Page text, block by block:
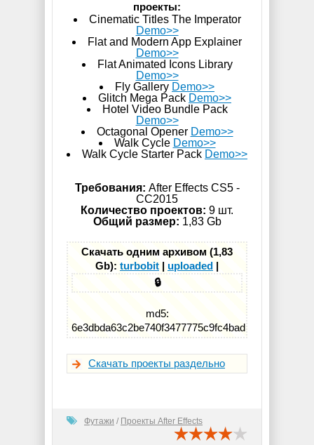
проекты:
Cinematic Titles The Imperator
Demo>>
Flat and Modern App Explainer
Demo>>
Flat Animated Icons Library
Demo>>
Fly Gallery Demo>>
Glitch Mega Pack Demo>>
Hotel Video Bundle Pack
Demo>>
Octagonal Opener Demo>>
Walk Cycle Demo>>
Walk Cycle Starter Pack Demo>>
Требования: After Effects CS5 -
СС2015
Количество проектов: 9 шт.
Общий размер: 1,83 Gb
Скачать одним архивом (1,83
Gb): turbobit | uploaded |
🔒
md5:
6e3dbda63c2be740f3477775c9fc4bad
Скачать проекты раздельно
Футажи / Проекты After Effects